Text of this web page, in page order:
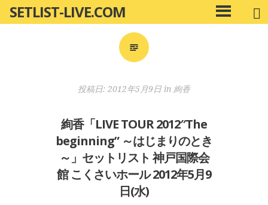
ン
SETLIST-LIVE.COM
メ
イ
投稿日: 2012年5月9日 in 絢香
絢香「LIVE TOUR 2012″The
beginning” ～はじまりのとき
～」セットリスト 神戸国際会
館 こくさいホール 2012年5月9
日(水)